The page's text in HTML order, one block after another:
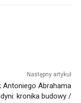
Następny artykuł
Antoniego Abrahama
kronika budowy /